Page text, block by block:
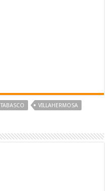
TABASCO VILLAHERMOSA